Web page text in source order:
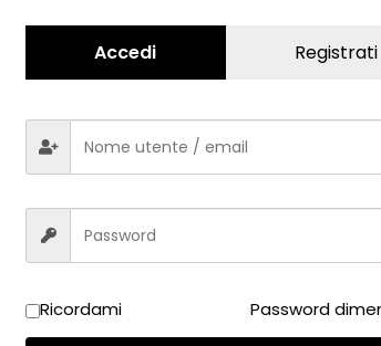
Accedi Registrati
Ricordami Password